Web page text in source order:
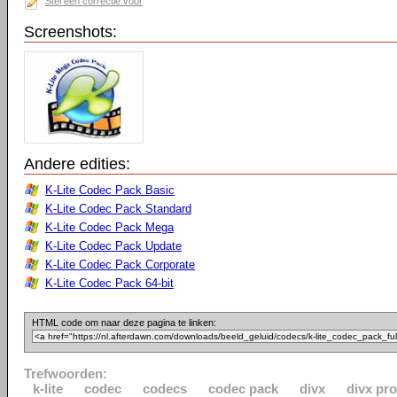
Screenshots:
Andere edities:
K-Lite Codec Pack Basic
K-Lite Codec Pack Standard
K-Lite Codec Pack Mega
K-Lite Codec Pack Update
K-Lite Codec Pack Corporate
K-Lite Codec Pack 64-bit
HTML code om naar deze pagina te linken:
Trefwoorden:
k-lite
codec codecs codec pack divx divx pro